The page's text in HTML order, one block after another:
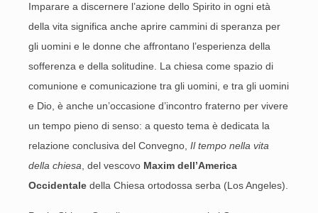
Imparare a discernere l’azione dello Spirito in ogni età
della vita significa anche aprire cammini di speranza per
gli uomini e le donne che affrontano l’esperienza della
sofferenza e della solitudine. La chiesa come spazio di
comunione e comunicazione tra gli uomini, e tra gli uomini
e Dio, è anche un’occasione d’incontro fraterno per vivere
un tempo pieno di senso: a questo tema è dedicata la
relazione conclusiva del Convegno, Il tempo nella vita
della chiesa , del vescovo Maxim dell’America
Occidentale della Chiesa ortodossa serba (Los Angeles).